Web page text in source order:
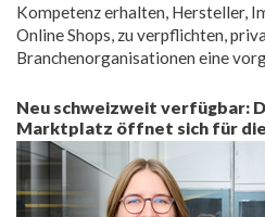
Kompetenz erhalten, Hersteller,
Online Shops, zu verpflichten,
Branchenorganisationen eine
Neu schweizweit verfügbar:
Marktplatz öffnet sich für die